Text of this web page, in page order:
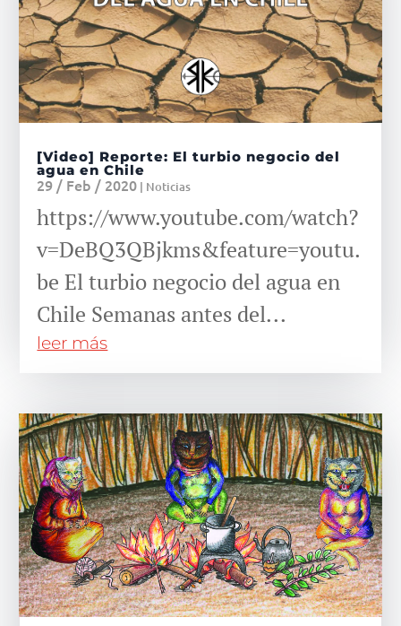
[Video] Reporte: El turbio negocio del
agua en Chile
29 / Feb / 2020 | Noticias
https://www.youtube.com/watch?
v=DeBQ3QBjkms&feature=youtu.
be El turbio negocio del agua en
Chile Semanas antes del...
leer más